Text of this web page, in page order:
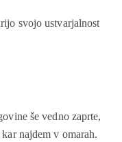
svojo ustvarjalnost
še vedno zaprte,
najdem v omarah.